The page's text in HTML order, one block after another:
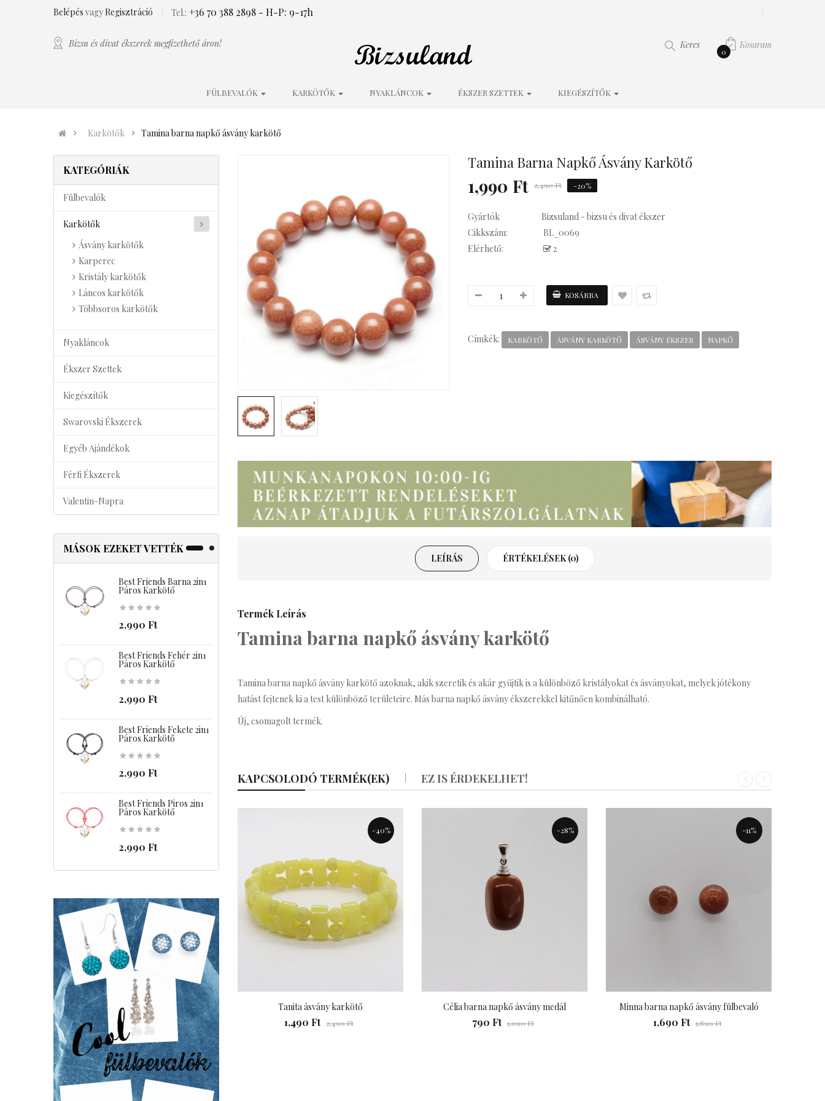
Belépés vagyRegisztráció Tel.: +36 70 388 2898 - H-P: 9-17h
Bizsu és divat ékszerek megfizethető áron! Kosaram
0
Keres
FÜLBEVALÓK KARKÖTŐK NYAKLÁNCOK ÉKSZER SZETTEK KIEGÉSZÍTŐK
Karkötők Tamina barna napkő ásvány karkötő
KATEGÓRIÁK
Fülbevalók
Karkötők
Ásvány karkötők
Karperec
Kristály karkötők
Láncos karkötők
Többsoros karkötők
Nyakláncok
Ékszer Szettek
Kiegészítők
Swarovski Ékszerek
Egyéb Ajándékok
Férfi Ékszerek
Valentin-Napra
MÁSOK EZEKET VETTÉK
Best Friends Barna 2in1
Páros Karkötő
2,990 Ft
Best Friends Fehér 2in1
Páros Karkötő
2,990 Ft
Best Friends Fekete 2in1
Páros Karkötő
2,990 Ft
Best Friends Piros 2in1
Páros Karkötő
2,990 Ft
3,590 Ft
Britney Bizsu Statement
3,990 Ft
Tamina Barna Napkő Ásvány Karkötő
1,990 Ft 2,490 Ft -20%
Gyártók
Bizsuland - bizsu és divat ékszer
Cikkszám:
BL_0069
Elérhető:
2
Címkék: KARKÖTŐ ÁSVÁNY KARKÖTŐ ÁSVÁNY ÉKSZER NAPKŐ
LEÍRÁS ÉRTÉKELÉSEK (0)
Termék Leírás
Tamina barna napkő ásvány karkötő
Tamina barna napkő ásvány karkötő azoknak, akik szeretik és akár gyűjtik is a különböző kristályokat és ásványokat, melyek jótékony
hatást fejtenek ki a test különböző területeire. Más barna napkő ásvány ékszerekkel kitűnően kombinálható.
Új, csomagolt termék.
KAPCSOLODÓ TERMÉK(EK) EZ IS ÉRDEKELHET!
-40%
Tanita ásvány karkötő
1,490 Ft 2,490 Ft
-28%
Célia barna napkő ásvány medál
790 Ft 1,090 Ft
-11%
Minna barna napkő ásvány fülbevaló
1,690 Ft 1,890 Ft